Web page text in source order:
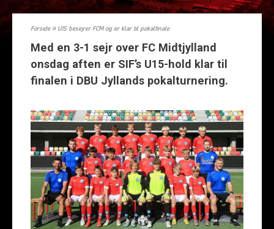
Forside» U15 besejrer FCM og er klar til pokalfinale
Med en 3-1 sejr over FC Midtjylland
onsdag aften er SIF’s U15-hold klar til
finalen i DBU Jyllands pokalturnering.